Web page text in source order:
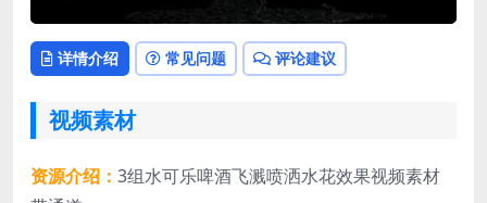
详情介绍 常见问题 评论建议
视频素材
资源介绍： 3组水可乐啤酒飞溅喷洒水花效果视频素材